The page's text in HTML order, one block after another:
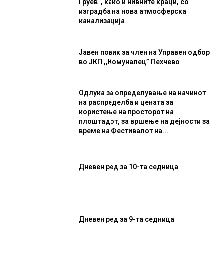
Груев“, како и нивните краци, со
изградба на нова атмосферска
канализација
Јавен повик за член на Управен одбор
во ЈКП ,,Комуналец” Пехчево
Одлука за определување на начинот
на распределба и цената за
користење на просторот на
плоштадот, за вршење на дејности за
време на Фестивалот на...
Дневен ред за 10-та седница
Дневен ред за 9-та седница